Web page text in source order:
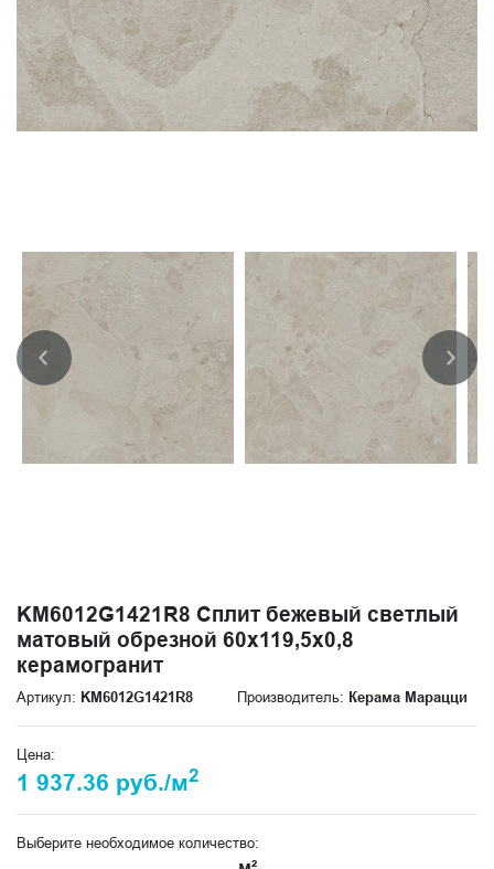
KM6012G1421R8 Сплит бежевый светлый
матовый обрезной 60x119,5x0,8
керамогранит
Артикул: KM6012G1421R8 Производитель: Керама Марацци
Цена:
1 937.36 руб./м2
Выберите необходимое количество: